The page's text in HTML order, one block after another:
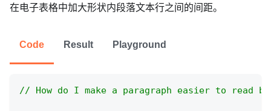
在电子表格中加大形状内段落文本行之间的间距。
Code Result Playground
// How do I make a paragraph easier to read